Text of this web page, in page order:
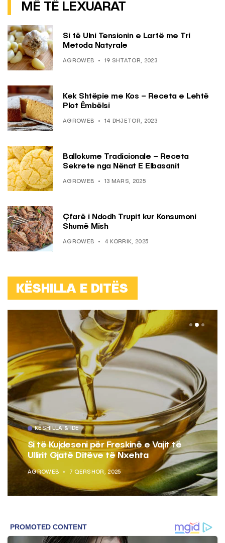
MË TË LEXUARAT
Si të Ulni Tensionin e Lartë me Tri
Metoda Natyrale
AGROWEB 19 SHTATOR, 2023
Kek Shtëpie me Kos – Receta e Lehtë
Plot Ëmbëlsi
AGROWEB 14 DHJETOR, 2023
Ballokume Tradicionale – Receta
Sekrete nga Nënat E Elbasanit
AGROWEB 13 MARS, 2025
Çfarë i Ndodh Trupit kur Konsumoni
Shumë Mish
AGROWEB 4 KORRIK, 2025
KËSHILLA E DITËS
KËSHILLA & IDE
Si të Kujdeseni për Freskinë e Vajit të
Ullirit Gjatë Ditëve të Nxehta
AGROWEB 7 QERSHOR, 2025